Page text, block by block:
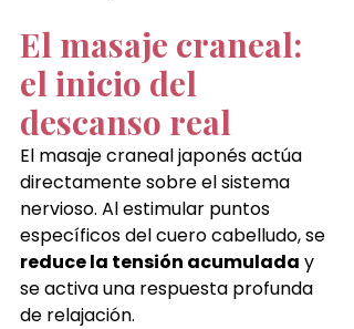
El masaje craneal:
el inicio del
descanso real
El masaje craneal japonés actúa
directamente sobre el sistema
nervioso. Al estimular puntos
específicos del cuero cabelludo, se
reduce la tensión acumulada y
se activa una respuesta profunda
de relajación.